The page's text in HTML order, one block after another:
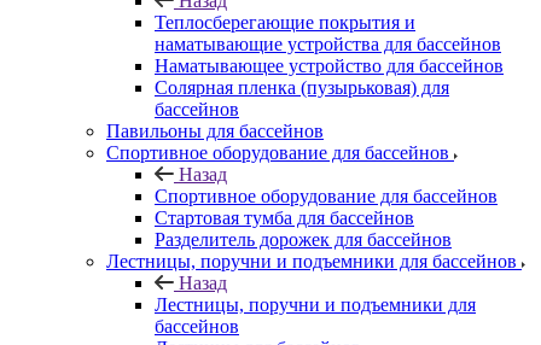
Теплосберегающие покрытия и
наматывающие устройства для бассейнов
Наматывающее устройство для бассейнов
Солярная пленка (пузырьковая) для
бассейнов
Павильоны для бассейнов
Спортивное оборудование для бассейнов
Назад
Спортивное оборудование для бассейнов
Стартовая тумба для бассейнов
Разделитель дорожек для бассейнов
Лестницы, поручни и подъемники для бассейнов
Назад
Лестницы, поручни и подъемники для
бассейнов